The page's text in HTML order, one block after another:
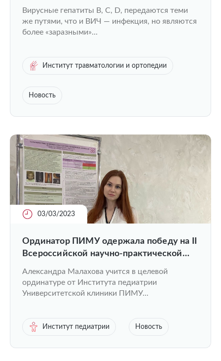
Вирусные гепатиты B, C, D, передаются теми
же путями, что и ВИЧ — инфекция, но являются
более «заразными»...
Институт травматологии и ортопедии
Новость
03/03/2023
Ординатор ПИМУ одержала победу на II
Всероссийской научно-практической
Прошлое — Настоящее – Будущее»
Александра Малахова учится в целевой
ординатуре от Института педиатрии
Университетской клиники ПИМУ...
Институт педиатрии Новость